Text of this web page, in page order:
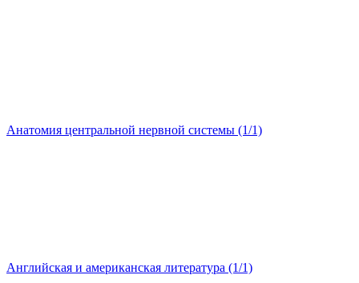
Анатомия центральной нервной системы (1/1)
Английская и американская литература (1/1)